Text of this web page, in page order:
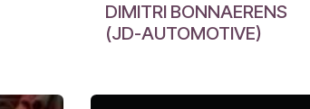
DIMITRI BONNAERENS
(JD-AUTOMOTIVE)